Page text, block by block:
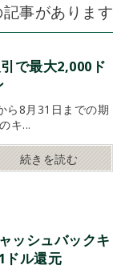
事があります
で最大2,000ド
ら8月31日までの期
キ...
続きを読む
ッシュバックキ
ドル還元